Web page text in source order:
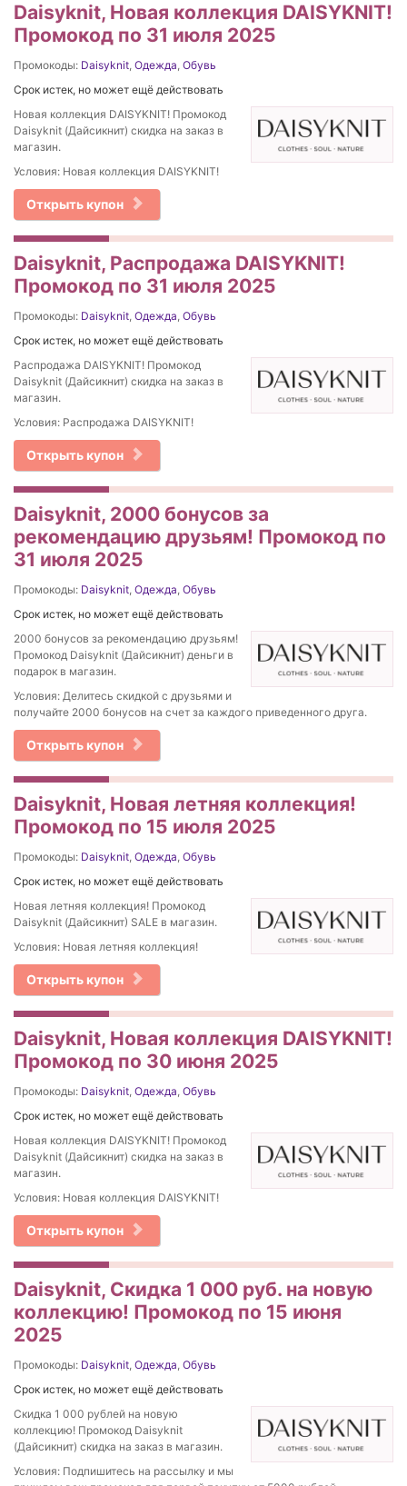
Daisyknit, Новая коллекция DAISYKNIT!
Промокод по 31 июля 2025
Промокоды: Daisyknit, Одежда, Обувь
Срок истек, но может ещё действовать
Новая коллекция DAISYKNIT! Промокод
Daisyknit (Дайсикнит) скидка на заказ в
магазин.
Условия: Новая коллекция DAISYKNIT!
Открыть купон
Daisyknit, Распродажа DAISYKNIT!
Промокод по 31 июля 2025
Промокоды: Daisyknit, Одежда, Обувь
Срок истек, но может ещё действовать
Распродажа DAISYKNIT! Промокод
Daisyknit (Дайсикнит) скидка на заказ в
магазин.
Условия: Распродажа DAISYKNIT!
Открыть купон
Daisyknit, 2000 бонусов за
рекомендацию друзьям! Промокод по
31 июля 2025
Промокоды: Daisyknit, Одежда, Обувь
Срок истек, но может ещё действовать
2000 бонусов за рекомендацию друзьям!
Промокод Daisyknit (Дайсикнит) деньги в
подарок в магазин.
Условия: Делитесь скидкой с друзьями и
получайте 2000 бонусов на счет за каждого приведенного друга.
Открыть купон
Daisyknit, Новая летняя коллекция!
Промокод по 15 июля 2025
Промокоды: Daisyknit, Одежда, Обувь
Срок истек, но может ещё действовать
Новая летняя коллекция! Промокод
Daisyknit (Дайсикнит) SALE в магазин.
Условия: ​Новая летняя коллекция!
Открыть купон
Daisyknit, Новая коллекция DAISYKNIT!
Промокод по 30 июня 2025
Промокоды: Daisyknit, Одежда, Обувь
Срок истек, но может ещё действовать
Новая коллекция DAISYKNIT! Промокод
Daisyknit (Дайсикнит) скидка на заказ в
магазин.
Условия: Новая коллекция DAISYKNIT!
Открыть купон
Daisyknit, Скидка 1 000 руб. на новую
коллекцию! Промокод по 15 июня
2025
Промокоды: Daisyknit, Одежда, Обувь
Срок истек, но может ещё действовать
Скидка 1 000 рублей на новую
коллекцию! Промокод Daisyknit
(Дайсикнит) скидка на заказ в магазин.
Условия: Подпишитесь на рассылку и мы